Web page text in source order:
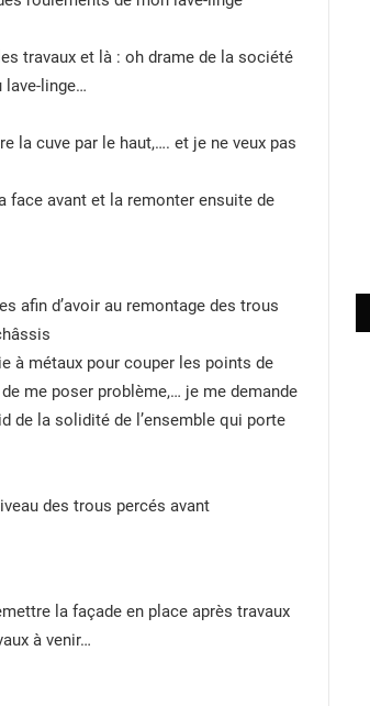
travaux et là : oh drame de la société
lave-linge…
la cuve par le haut,…. et je ne veux pas
face avant et la remonter ensuite de
afin d’avoir au remontage des trous
à métaux pour couper les points de
me poser problème,… je me demande
de la solidité de l’ensemble qui porte
des trous percés avant
la façade en place après travaux
à venir…